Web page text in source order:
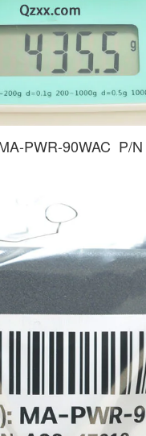
PWR-90WAC P/